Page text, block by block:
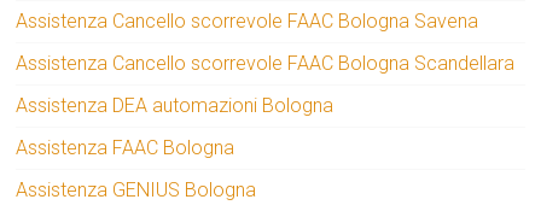
Assistenza Cancello scorrevole FAAC Bologna Savena
Assistenza Cancello scorrevole FAAC Bologna Scandellara
Assistenza DEA automazioni Bologna
Assistenza FAAC Bologna
Assistenza GENIUS Bologna